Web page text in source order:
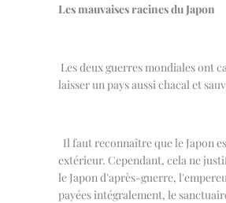
Les mauvaises racines du Japon
Les deux guerres mondiales ont
laisser un pays aussi chacal et
Il faut reconnaître que le Japon
extérieur. Cependant, cela ne
le Japon d'après-guerre,
payées intégralement, le